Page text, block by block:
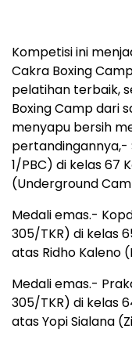
Kompetisi ini
Cakra Boxing
pelatihan terbaik,
Boxing Camp dari
menyapu bersih
pertandingannya,-
1/PBC) di kelas 67
(Underground
Medali emas.-
305/TKR) di kelas
atas Ridho Kaleno
Medali emas.-
305/TKR) di kelas
atas Yopi Sialana